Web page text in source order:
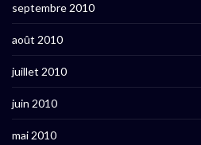
septembre 2010
août 2010
juillet 2010
juin 2010
mai 2010